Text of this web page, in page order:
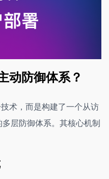
动防御体系？
术，而是构建了一个从访
层防御体系。其核心机制